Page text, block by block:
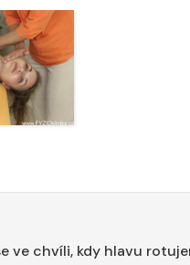
ve chvíli, kdy hlavu